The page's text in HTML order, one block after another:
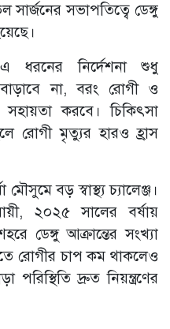
সার্জনের সভাপতিত্বে ডেঙ্গু
ধরনের নির্দেশনা শুধু
না, বরং রোগী ও
করবে। চিকিৎসা
রোগী মৃত্যুর হারও হ্রাস
মৌসুমে বড় স্বাস্থ্য চ্যালেঞ্জ।
২০২৫ সালের বর্ষায়
ডেঙ্গু আক্রান্তের সংখ্যা
রোগীর চাপ কম থাকলেও
দ্রুত নিয়ন্ত্রণের